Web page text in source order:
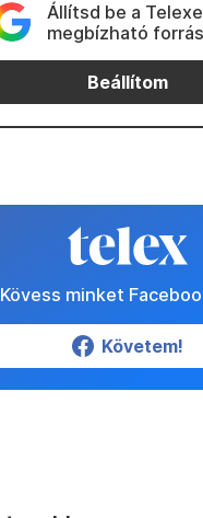
Állítsd be a
megbízható
Beállítom
Kövess minket
Követem!